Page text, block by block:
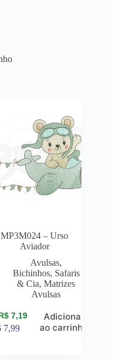
MP3M024 – Urso
Aviador
Avulsas,
Bichinhos, Safaris
& Cia,Matrizes
Avulsas
7,19
7,99
Adicionar
ao carrinho